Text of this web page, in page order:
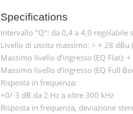
Specifications
Intervallo "Q": da 0,4 a 4,0 regolabile
Livello di uscita massimo: > + 28 dBu
Massimo livello d’ingresso (EQ Flat):
Massimo livello d’ingresso (EQ Full
Risposta in frequenza:
+0/-3 dB da 2 Hz a oltre 300 kHz
Risposta in frequenza, deviazione